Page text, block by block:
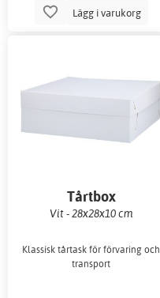
Lägg i varukorg
Tårtbox
Vit - 28x28x10 cm
Klassisk tårtask för förvaring och
transport